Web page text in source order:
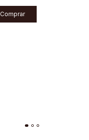
Comprar